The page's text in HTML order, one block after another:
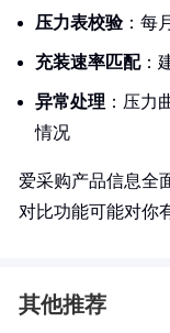
压力表校验：每
充装速率匹配：
异常处理 ：压力
情况
爱采购产品信息全
对比功能可能对你
其他推荐